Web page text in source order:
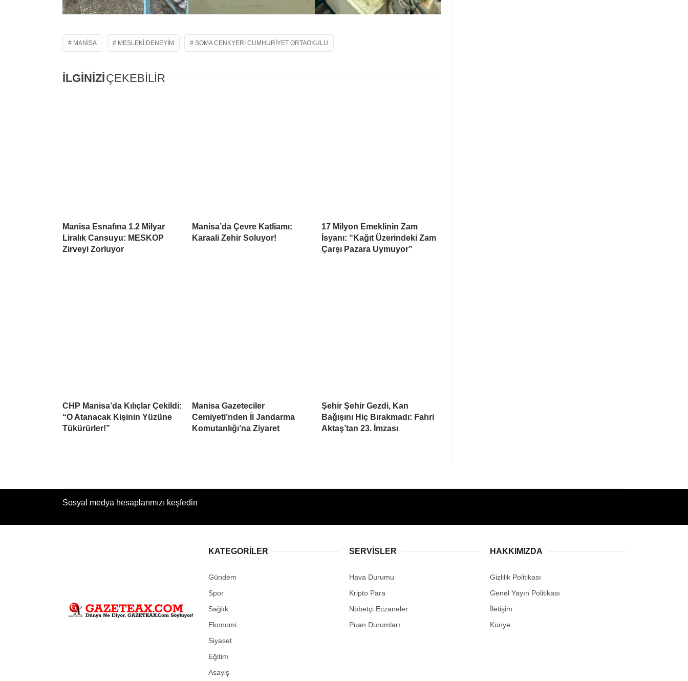
MANISA MESLEKI DENEYIM SOMA CENKYERI CUMHURIYET ORTAOKULU
İLGİNİZİÇEKEBİLİR
Manisa Esnafına 1.2 Milyar
Liralık Cansuyu: MESKOP
Zirveyi Zorluyor
Manisa’da Çevre Katliamı:
Karaali Zehir Soluyor!
17 Milyon Emeklinin Zam
İsyanı: “Kağıt Üzerindeki Zam
Çarşı Pazara Uymuyor”
CHP Manisa’da Kılıçlar Çekildi:
“O Atanacak Kişinin Yüzüne
Tükürürler!”
Manisa Gazeteciler
Cemiyeti’nden İl Jandarma
Komutanlığı’na Ziyaret
Şehir Şehir Gezdi, Kan
Bağışını Hiç Bırakmadı: Fahri
Aktaş’tan 23. İmzası
Sosyal medya hesaplarımızı keşfedin
KATEGORİLER
Gündem
Spor
Sağlık
Ekonomi
Siyaset
Eğitim
Asayiş
SERVİSLER
Hava Durumu
Kripto Para
Nöbetçi Eczaneler
Puan Durumları
HAKKIMIZDA
Gizlilik Politikası
Genel Yayın Politikası
İletişim
Künye